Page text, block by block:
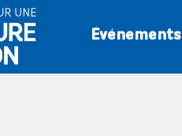
Événements